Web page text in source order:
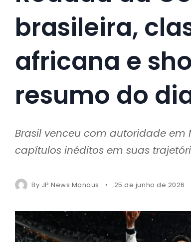
brasileira,
africana e
resumo do
Brasil venceu com autoridade em
capítulos inéditos em suas
By JP News Manaus 25 de junho de 2026